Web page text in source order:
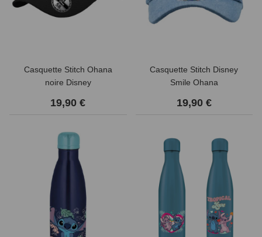
Casquette Stitch Ohana
noire Disney
19,90 €
Casquette Stitch Disney
Smile Ohana
19,90 €